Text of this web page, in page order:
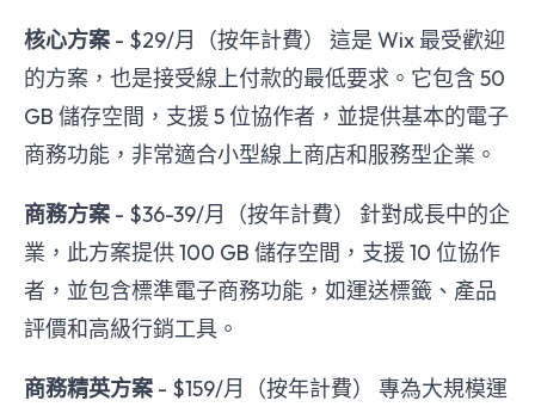
核心方案 - $29/月（按年計費） 這是 Wix 最受歡迎
的方案，也是接受線上付款的最低要求。它包含 50
GB 儲存空間，支援 5 位協作者，並提供基本的電子
商務功能，非常適合小型線上商店和服務型企業。
商務方案 - $36-39/月（按年計費） 針對成長中的企
業，此方案提供 100 GB 儲存空間，支援 10 位協作
者，並包含標準電子商務功能，如運送標籤、產品
評價和高級行銷工具。
商務精英方案 - $159/月（按年計費） 專為大規模運